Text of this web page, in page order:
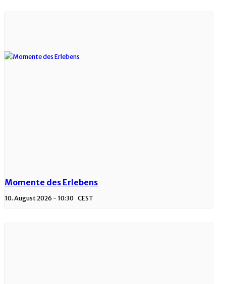
Momente des Erlebens
10. August 2026 - 10:30 CEST